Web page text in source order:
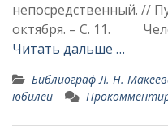
непосредственный. //
октября. – С. 11.
Читать дальше …
Библиограф Л. Н.
юбилеи